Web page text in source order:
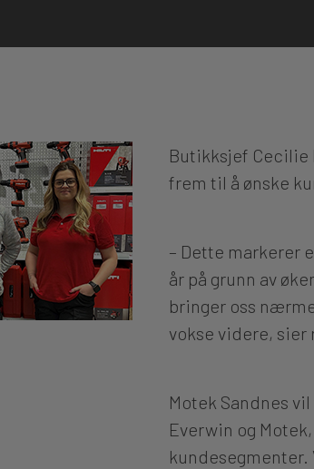
Butikksjef Cecilie
frem til å ønske
– Dette markerer
år på grunn av
bringer oss
vokse videre,
Motek Sandnes
Everwin og
kundesegmenter.